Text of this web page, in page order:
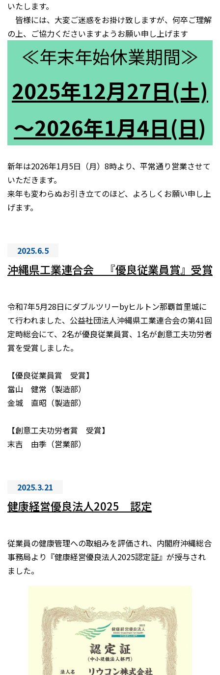
いたします。
皆様には、大変ご迷惑をお掛け致しますが、何卒ご理解
の上、ご協力くださいますようお願い申し上げます
≪年末年始休業期間≫
2025年12月27日(土)
～2026年1月4日(日)
新年は2026年1月5日（月）8時より、平常通り営業させて
いただきます。
来年も変わらぬお引き立てのほど、よろしくお願い申し上
げます。
2025.6.5
沖縄県工業連合会 『優良従業員賞』受賞
令和7年5月28日にダブルツリーbyヒルトン那覇首里城に
て行われました、公益社団法人沖縄県工業連合会の第41回
定時総会にて、2名が優良従業員賞、1名が創意工夫功労者
賞を受賞しました。
【優良従業員賞 受賞】
當山 健常（製造部）
金城 直昭（製造部）
【創意工夫功労者賞 受賞】
末吉 由季（営業部）
2025.3.21
健康経営優良法人2025 認定
従業員の健康管理への取組みを評価され、内閣府沖縄総合
事務局より『健康経営優良法人2025認定証』が授与され
ました。